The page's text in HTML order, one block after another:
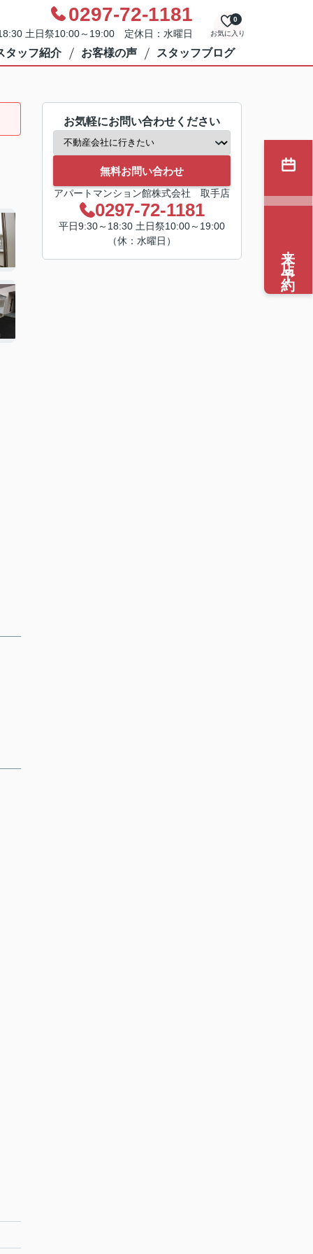
0297-72-1181
土日祭10:00～19:00 定休日：水曜日 お気に入り
0
タッフ紹介 お客様の声 スタッフブログ
お気軽にお問い合わせください
無料お問い合わせ
アパートマンション館株式会社 取手店
0297-72-1181
平日9:30～18:30 土日祭10:00～19:00
（休：水曜日）
来店予約